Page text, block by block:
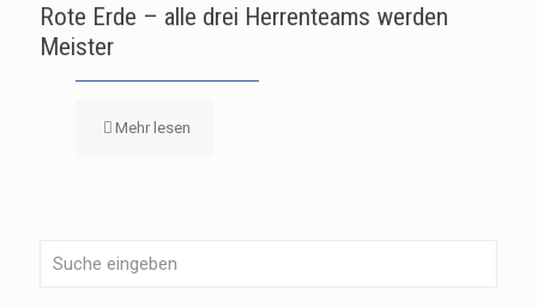
Rote Erde – alle drei Herrenteams werden
Meister
Mehr lesen